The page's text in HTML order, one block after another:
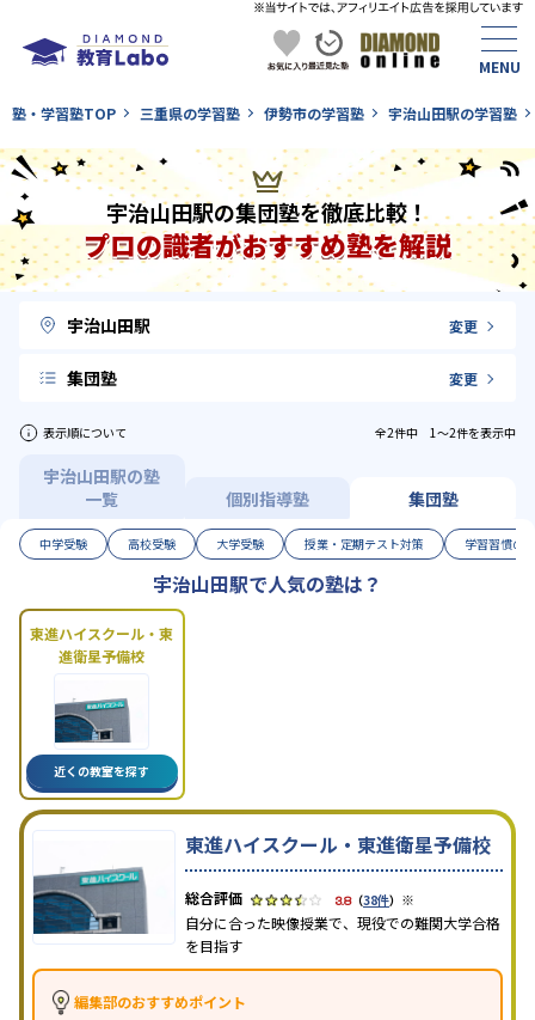
塾・学習塾TOP 三重県の学習塾 伊勢市の学習塾 宇治山田駅の学習塾
宇治山田駅の集団塾を徹底比較！
プロの識者がおすすめ塾を解説
宇治山田駅 変更
集団塾 変更
表示順について 全2件中 1〜2件を表示中
宇治山田駅の塾
一覧
個別指導塾 集団塾
中学受験 高校受験 大学受験 授業・定期テスト対策 学習習慣の
宇治山田駅で人気の塾は？
東進ハイスクール・東
進衛星予備校
近くの教室を探す
東進ハイスクール・東進衛星予備校
3.8（38件） ※
自分に合った映像授業で、現役での難関大学合格
を目指す
編集部のおすすめポイント